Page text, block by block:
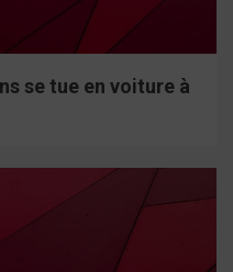
se tue en voiture à